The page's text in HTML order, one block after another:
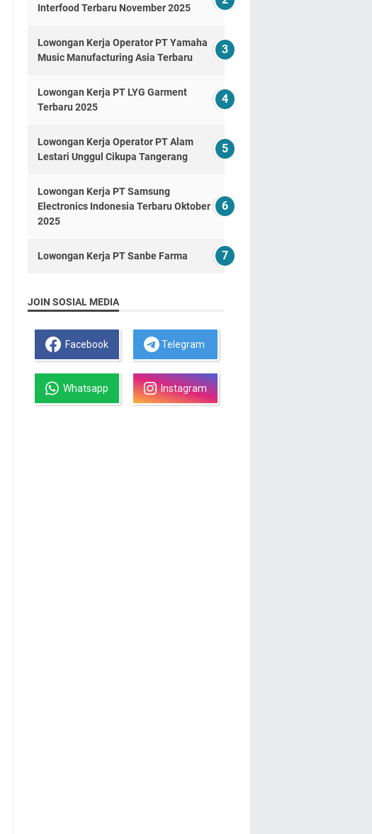
Interfood Terbaru November 2025
Lowongan Kerja Operator PT Yamaha
Music Manufacturing Asia Terbaru
Lowongan Kerja PT LYG Garment
Terbaru 2025
Lowongan Kerja Operator PT Alam
Lestari Unggul Cikupa Tangerang
Lowongan Kerja PT Samsung
Electronics Indonesia Terbaru Oktober
2025
Lowongan Kerja PT Sanbe Farma
JOIN SOSIAL MEDIA
Facebook Telegram
Whatsapp Instagram